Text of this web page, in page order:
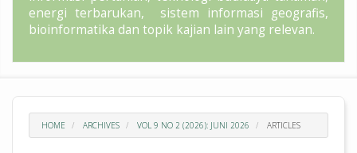
energi terbarukan, sistem informasi geografis,
bioinformatika dan topik kajian lain yang relevan.
HOME ARCHIVES VOL 9 NO 2 (2026): JUNI 2026 ARTICLES